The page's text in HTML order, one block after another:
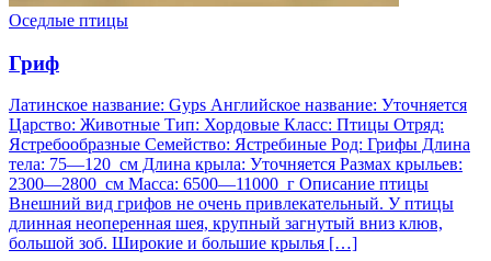
Оседлые птицы
Гриф
Латинское название: Gyps Английское название: Уточняется
Царство: Животные Тип: Хордовые Класс: Птицы Отряд:
Ястребообразные Семейство: Ястребиные Род: Грифы Длина
тела: 75—120 см Длина крыла: Уточняется Размах крыльев:
2300—2800 см Масса: 6500—11000 г Описание птицы
Внешний вид грифов не очень привлекательный. У птицы
длинная неоперенная шея, крупный загнутый вниз клюв,
большой зоб. Широкие и большие крылья […]